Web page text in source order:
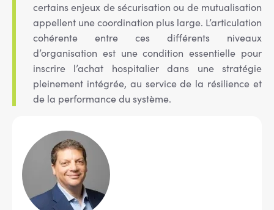
certains enjeux de sécurisation ou de mutualisation
appellent une coordination plus large. L’articulation
cohérente entre ces différents niveaux
d’organisation est une condition essentielle pour
inscrire l’achat hospitalier dans une stratégie
pleinement intégrée, au service de la résilience et
de la performance du système.
Image